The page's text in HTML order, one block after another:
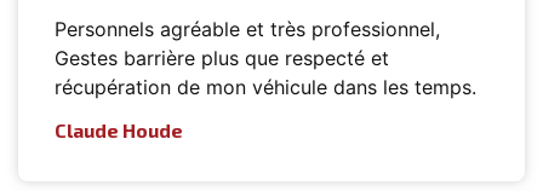
Personnels agréable et très professionnel,
Gestes barrière plus que respecté et
récupération de mon véhicule dans les temps.
Claude Houde